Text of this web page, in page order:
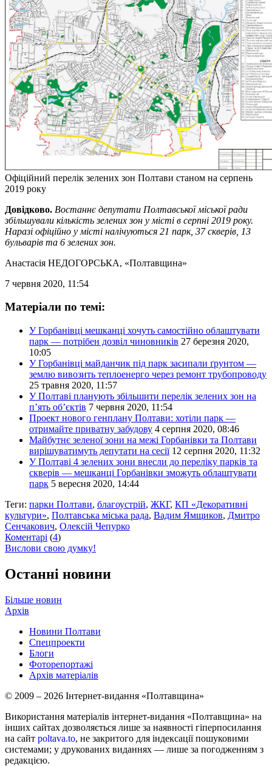
Офіційний перелік зелених зон Полтави станом на серпень
2019 року
Довідково. Востаннє депутати Полтавської міської ради
збільшували кількість зелених зон у місті в серпні 2019 року.
Наразі офіційно у місті налічуються 21 парк, 37 скверів, 13
бульварів та 6 зелених зон.
Анастасія НЕДОГОРСЬКА, «Полтавщина»
7 червня 2020, 11:54
Матеріали по темі:
У Горбанівці мешканці хочуть самостійно облаштувати
парк — потрібен дозвіл чиновників 27 березня 2020,
10:05
У Горбанівці майданчик під парк засипали ґрунтом —
землю вивозить теплоенерго через ремонт трубопроводу
25 травня 2020, 11:57
У Полтаві планують збільшити перелік зелених зон на
п’ять об’єктів 7 червня 2020, 11:54
Проект нового генплану Полтави: хотіли парк —
отримайте приватну забудову 4 серпня 2020, 08:46
Майбутнє зеленої зони на межі Горбанівки та Полтави
вирішуватимуть депутати на сесії 12 серпня 2020, 11:32
У Полтаві 4 зелених зони внесли до переліку парків та
скверів — мешканці Горбанівки зможуть облаштувати
парк 5 вересня 2020, 14:44
Теги: парки Полтави, благоустрій, ЖКГ, КП «Декоративні
культури», Полтавська міська рада, Вадим Ямщиков, Дмитро
Сенчакович, Олексій Чепурко
Коментарі (4)
Вислови свою думку!
Останні новини
Більше новин
Архів
Новини Полтави
Спецпроекти
Блоги
Фоторепортажі
Архів матеріалів
© 2009 – 2026 Інтернет-видання «Полтавщина»
Використання матеріалів інтернет-видання «Полтавщина» на
інших сайтах дозволяється лише за наявності гіперпосилання
на сайт poltava.to, не закритого для індексації пошуковими
системами; у друкованих виданнях — лише за погодженням з
редакцією.